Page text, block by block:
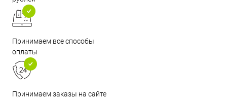
Принимаем все способы
оплаты
Принимаем заказы на сайте